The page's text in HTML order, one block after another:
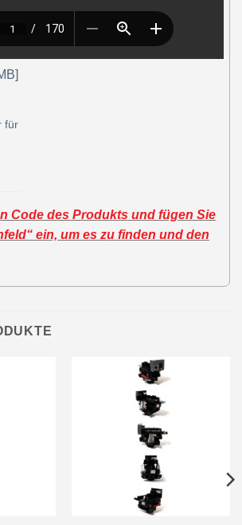
für
Code des Produkts und fügen Sie
ein, um es zu finden und den